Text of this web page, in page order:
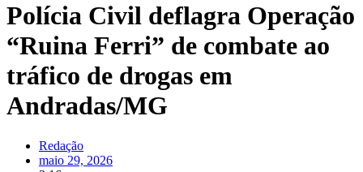
Polícia Civil deflagra Operação
“Ruina Ferri” de combate ao
tráfico de drogas em
Andradas/MG
Redação
maio 29, 2026